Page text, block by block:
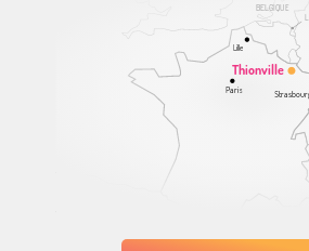
BELGIQUE
Thionville
Lille
Paris